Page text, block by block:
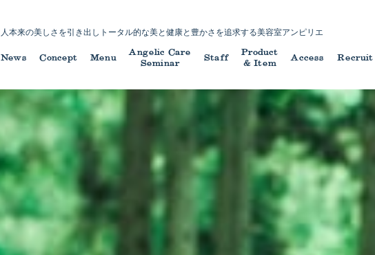
人本来の美しさを引き出し トータル的な美と健康と豊かさを追求する美容室アンピリエ
News Concept Menu
Angelic Care
Seminar
Staff
Product
& Item
Access Recruit